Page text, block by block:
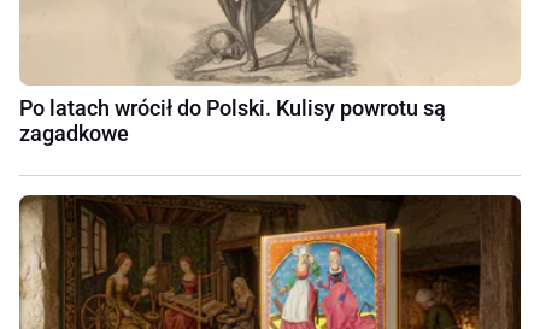
Po latach wrócił do Polski. Kulisy powrotu są
zagadkowe